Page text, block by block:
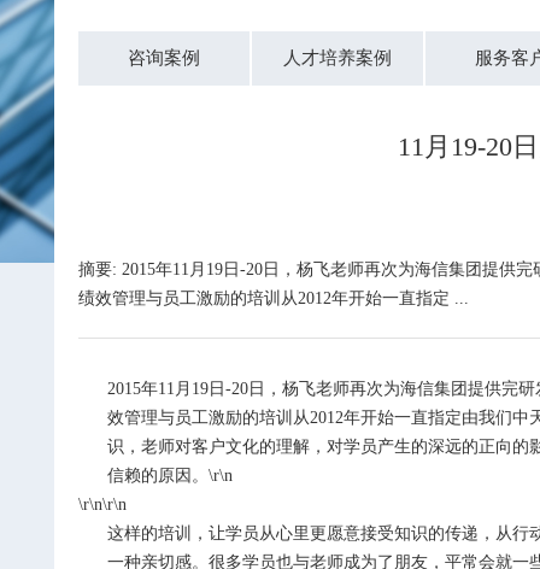
咨询案例 人才培养案例 服务客
11月19-20
摘要: 2015年11月19日-20日，杨飞老师再次为海信集团提供
绩效管理与员工激励的培训从2012年开始一直指定 ...
2015年11 月 19日 -20日，杨飞老师再次为海信集团提供完
效管理与员工激励的培训从2012年开始一直指定由我们中
识，老师对客户文化的理解，对学员产生的深远的正向
信赖的原因。\r\n
\r\n\r\n
这样的培训，让学员从心里更愿意接受知识的传递，从
一种亲切感。很多学员也与老师成为了朋友，平常会就